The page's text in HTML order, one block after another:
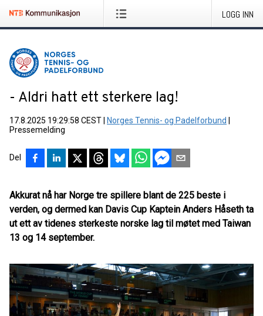
LOGG INN
- Aldri hatt ett sterkere lag!
17.8.2025 19:29:58 CEST Norges Tennis- og Padelforbund
Pressemelding
Del
Akkurat nå har Norge tre spillere blant de 225 beste i
verden, og dermed kan Davis Cup Kaptein Anders Håseth ta
ut ett av tidenes sterkeste norske lag til møtet med Taiwan
13 og 14 september.